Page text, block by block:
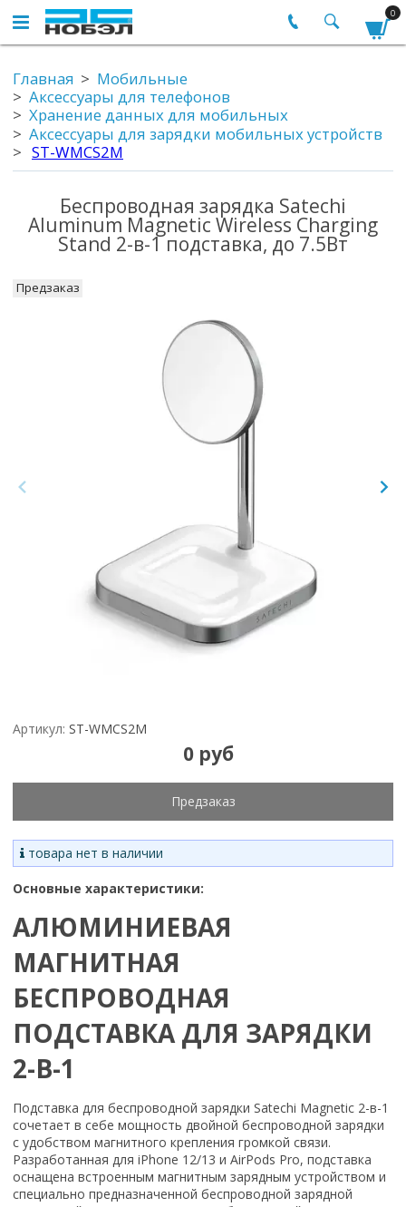
0
Главная
Мобильные
Аксессуары для телефонов
Хранение данных для мобильных
Аксессуары для зарядки мобильных устройств
ST-WMCS2M
Беспроводная зарядка Satechi
Aluminum Magnetic Wireless Charging
Stand 2-в-1 подставка, до 7.5Вт
Предзаказ
Артикул: ST-WMCS2M
0 руб
Предзаказ
товара нет в наличии
Основные характеристики:
АЛЮМИНИЕВАЯ
МАГНИТНАЯ
БЕСПРОВОДНАЯ
ПОДСТАВКА ДЛЯ ЗАРЯДКИ
2-В-1
Подставка для беспроводной зарядки Satechi Magnetic 2-в-1
сочетает в себе мощность двойной беспроводной зарядки
с удобством магнитного крепления громкой связи.
Разработанная для iPhone 12/13 и AirPods Pro, подставка
оснащена встроенным магнитным зарядным устройством и
специально предназначенной беспроводной зарядной